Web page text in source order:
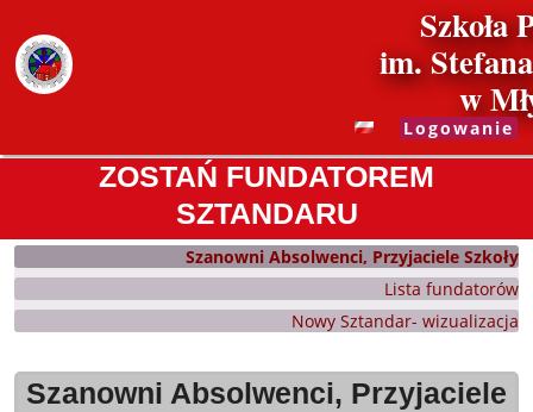
Szkoła
im.
w
Logowanie
ZOSTAŃ FUNDATOREM
SZTANDARU
ZOSTAŃ
FUNDATOREM
SZTANDARU
Szanowni Absolwenci, Przyjaciele Szkoły
Lista fundatorów
Nowy Sztandar- wizualizacja
Szanowni Absolwenci, Przyjaciele